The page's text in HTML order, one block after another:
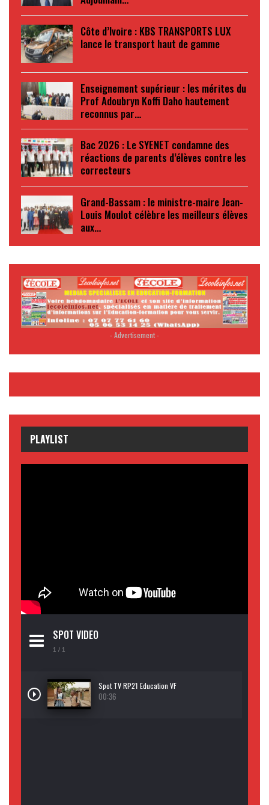
Côte d’Ivoire : KBS TRANSPORTS LUX
lance le transport haut de gamme
Enseignement supérieur : les mérites du
Prof Adoubryn Koffi Daho hautement
reconnus par…
Bac 2026 : Le SYENET condamne des
réactions de parents d’élèves contre les
correcteurs
Grand-Bassam : le ministre-maire Jean-
Louis Moulot célèbre les meilleurs élèves
aux…
- Advertisement -
PLAYLIST
SPOT VIDEO
1 / 1
Spot TV RP21 Education VF
00:36